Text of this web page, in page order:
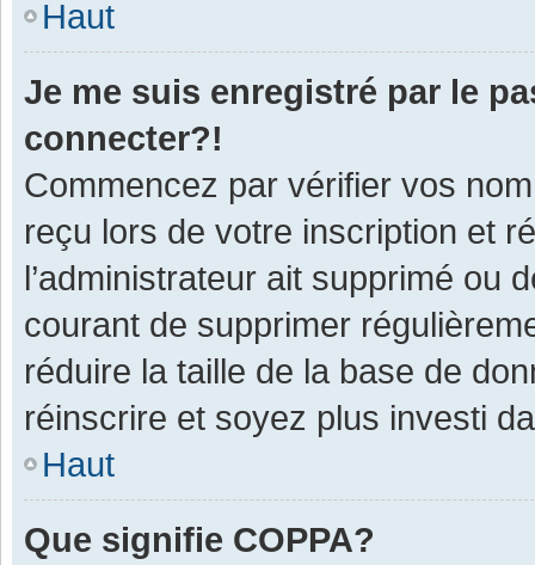
Haut
Je me suis enregistré par le
connecter?!
Commencez par vérifier vos
reçu lors de votre inscription et
l’administrateur ait supprimé ou
courant de supprimer
réduire la taille de la base de
réinscrire et soyez plus investi
Haut
Que signifie COPPA?